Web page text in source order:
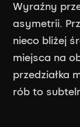
Wyraźny
asymetrii.
nieco bliżej
miejsca na
przedziałka
rób to